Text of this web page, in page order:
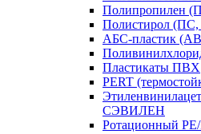
Полипропилен
Полистирол (ПС,
АБС-пластик
Пластикаты ПВХ
PERT
СЭВИЛЕН
Ротационный